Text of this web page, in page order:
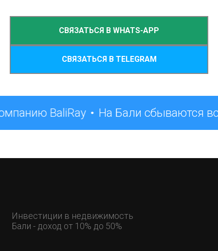
СВЯЗАТЬСЯ В WHATS-APP
СВЯЗАТЬСЯ В TELEGRAM
BaliRay На Бали сбываются
Инвестиции в недвижимость
Бали - доход от 10% до 50%